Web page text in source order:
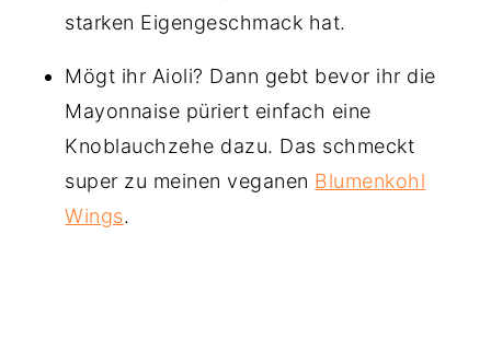
starken Eigengeschmack hat.
Mögt ihr Aioli? Dann gebt bevor ihr die
Mayonnaise püriert einfach eine
Knoblauchzehe dazu. Das schmeckt
super zu meinen veganen Blumenkohl
Wings.